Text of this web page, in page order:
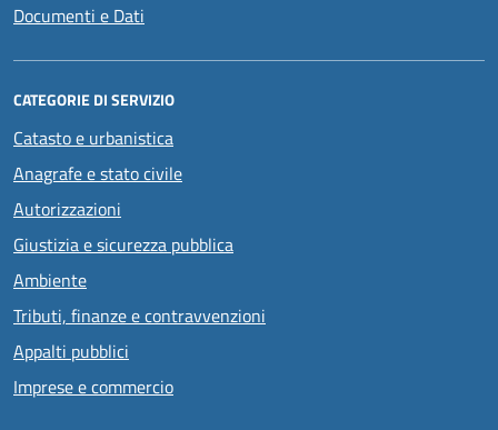
Documenti e Dati
CATEGORIE DI SERVIZIO
Catasto e urbanistica
Anagrafe e stato civile
Autorizzazioni
Giustizia e sicurezza pubblica
Ambiente
Tributi, finanze e contravvenzioni
Appalti pubblici
Imprese e commercio